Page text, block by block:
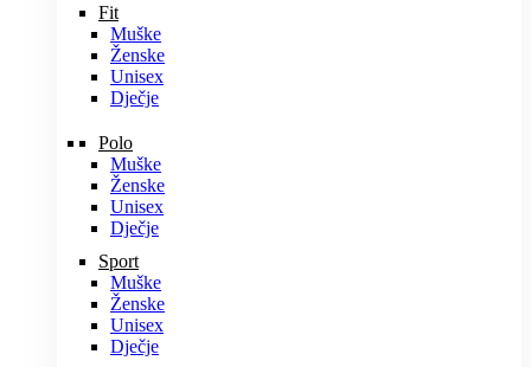
Fit
Muške
Ženske
Unisex
Dječje
Polo
Muške
Ženske
Unisex
Dječje
Sport
Muške
Ženske
Unisex
Dječje